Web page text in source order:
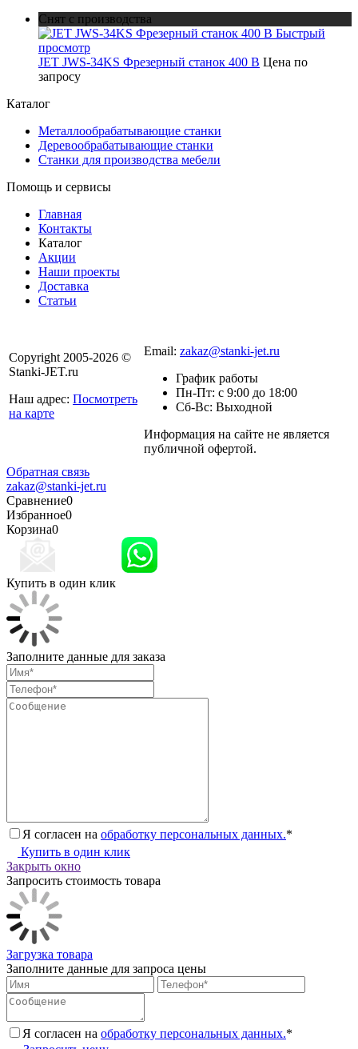
Снят с производства
Быстрый
просмотр
JET JWS-34KS Фрезерный станок 400 В Цена по
запросу
Каталог
Металлообрабатывающие станки
Деревообрабатывающие станки
Станки для производства мебели
Помощь и сервисы
Главная
Контакты
Каталог
Акции
Наши проекты
Доставка
Статьи
Copyright 2005-2026 ©
Stanki-JET.ru
Наш адрес: Посмотреть
на карте
Email: zakaz@stanki-jet.ru
График работы
Пн-Пт: с 9:00 до 18:00
Сб-Вс: Выходной
Информация на сайте не является
публичной офертой.
Обратная связь
zakaz@stanki-jet.ru
Сравнение0
Избранное0
Корзина0
Купить в один клик
Заполните данные для заказа
Я согласен на обработку персональных данных.*
Купить в один клик
Закрыть окно
Запросить стоимость товара
Загрузка товара
Заполните данные для запроса цены
Я согласен на обработку персональных данных.*